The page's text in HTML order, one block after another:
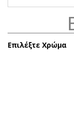
Επιλέξτε Χρώμα